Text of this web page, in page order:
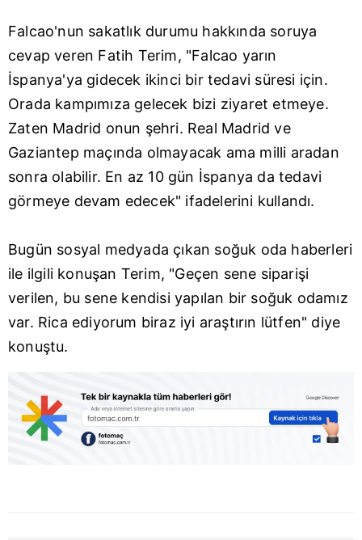
Falcao'nun sakatlık durumu hakkında soruya
cevap veren Fatih Terim, "Falcao yarın
İspanya'ya gidecek ikinci bir tedavi süresi için.
Orada kampımıza gelecek bizi ziyaret etmeye.
Zaten Madrid onun şehri. Real Madrid ve
Gaziantep maçında olmayacak ama milli aradan
sonra olabilir. En az 10 gün İspanya da tedavi
görmeye devam edecek" ifadelerini kullandı.
Bugün sosyal medyada çıkan soğuk oda haberleri
ile ilgili konuşan Terim, "Geçen sene siparişi
verilen, bu sene kendisi yapılan bir soğuk odamız
var. Rica ediyorum biraz iyi araştırın lütfen" diye
konuştu.